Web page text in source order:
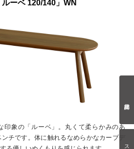
ーベ 120/140」WN
印象の「ルーベ」。丸くて柔らかみのあ
チです。体に触れるなめらかなカーブデ